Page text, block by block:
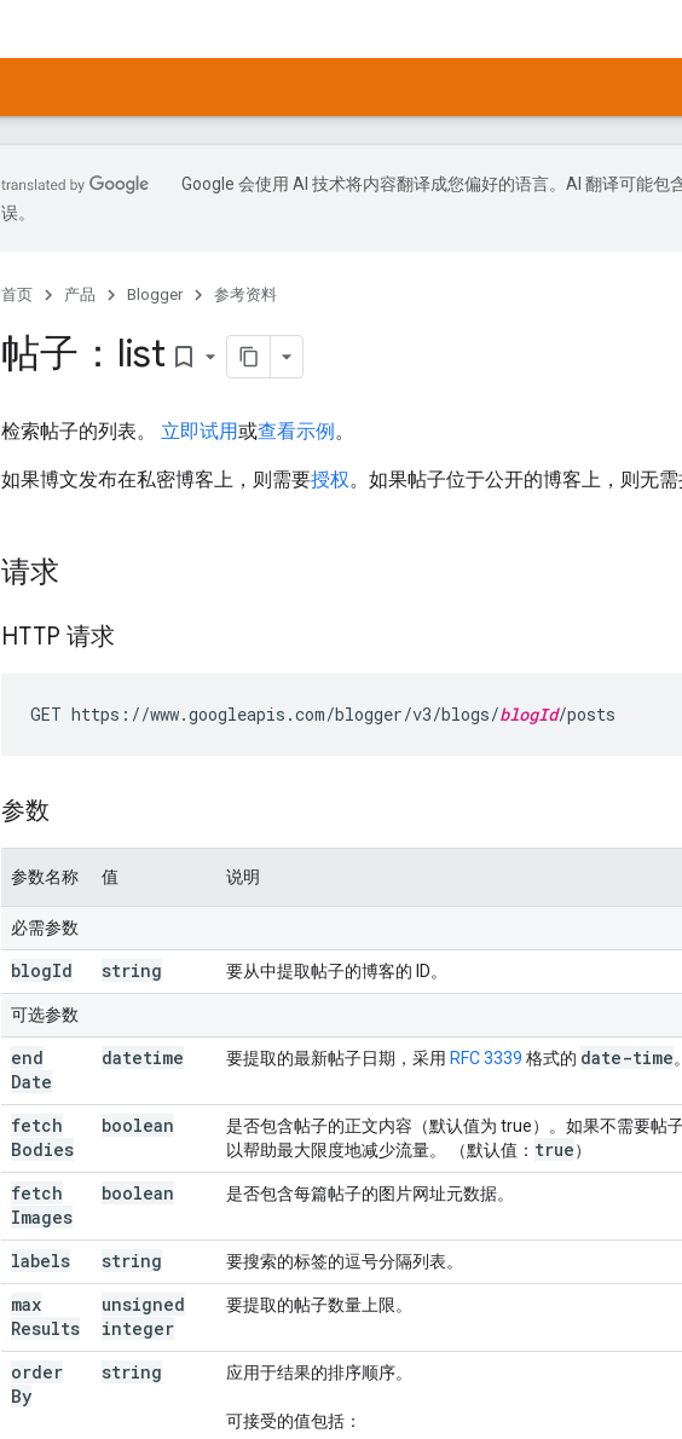
Google 会使用 AI 技术将内容翻译成您偏好的语言。AI 翻译可能包
误。
首页 产品 Blogger 参考资料
帖子：list bookmark_border
检索帖子的列表。 立即试用或查看示例。
如果博文发布在私密博客上，则需要授权。如果帖子位于公开的博客上，则无
请求
HTTP 请求
GET https://www.googleapis.com/blogger/v3/blogs/blogId/posts
参数
参数名称 值 说明
必需参数
blogId string 要从中提取帖子的博客的 ID。
可选参数
end
Date
datetime 要提取的最新帖子日期，采用 RFC 3339 格式的 date-time
fetch
Bodies
boolean
是否包含帖子的正文内容（默认值为 true）。如果不需要帖
以帮助最大限度地减少流量。 （默认值： true）
fetch
Images
boolean 是否包含每篇帖子的图片网址元数据。
labels string 要搜索的标签的逗号分隔列表。
max
Results
unsigned
integer
要提取的帖子数量上限。
order
By
string 应用于结果的排序顺序。
可接受的值包括：